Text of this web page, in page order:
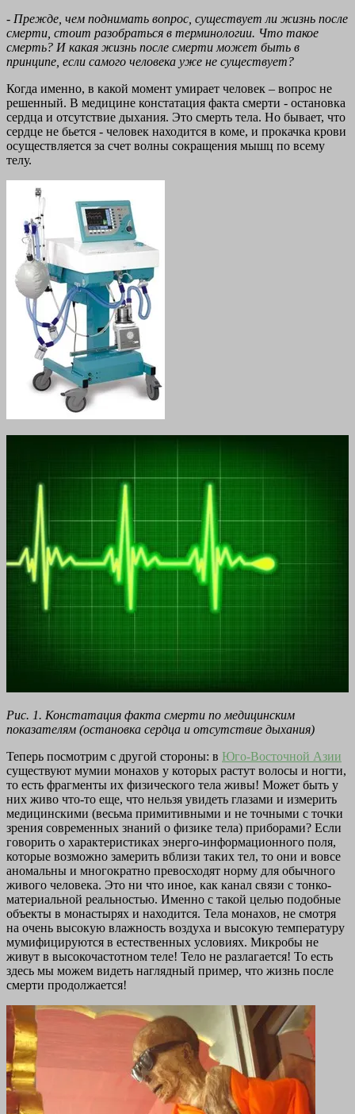
- Прежде, чем поднимать вопрос, существует ли жизнь после
смерти, стоит разобраться в терминологии. Что такое
смерть? И какая жизнь после смерти может быть в
принципе, если самого человека уже не существует?
Когда именно, в какой момент умирает человек – вопрос не
решенный. В медицине констатация факта смерти - остановка
сердца и отсутствие дыхания. Это смерть тела. Но бывает, что
сердце не бьется - человек находится в коме, и прокачка крови
осуществляется за счет волны сокращения мышц по всему
телу.
Рис. 1. Констатация факта смерти по медицинским
показателям (остановка сердца и отсутствие дыхания)
Теперь посмотрим с другой стороны: в Юго-Восточной Азии
существуют мумии монахов у которых растут волосы и ногти,
то есть фрагменты их физического тела живы! Может быть у
них живо что-то еще, что нельзя увидеть глазами и измерить
медицинскими (весьма примитивными и не точными с точки
зрения современных знаний о физике тела) приборами? Если
говорить о характеристиках энерго-информационного поля,
которые возможно замерить вблизи таких тел, то они и вовсе
аномальны и многократно превосходят норму для обычного
живого человека. Это ни что иное, как канал связи с тонко-
материальной реальностью. Именно с такой целью подобные
объекты в монастырях и находится. Тела монахов, не смотря
на очень высокую влажность воздуха и высокую температуру
мумифицируются в естественных условиях. Микробы не
живут в высокочастотном теле! Тело не разлагается! То есть
здесь мы можем видеть наглядный пример, что жизнь после
смерти продолжается!